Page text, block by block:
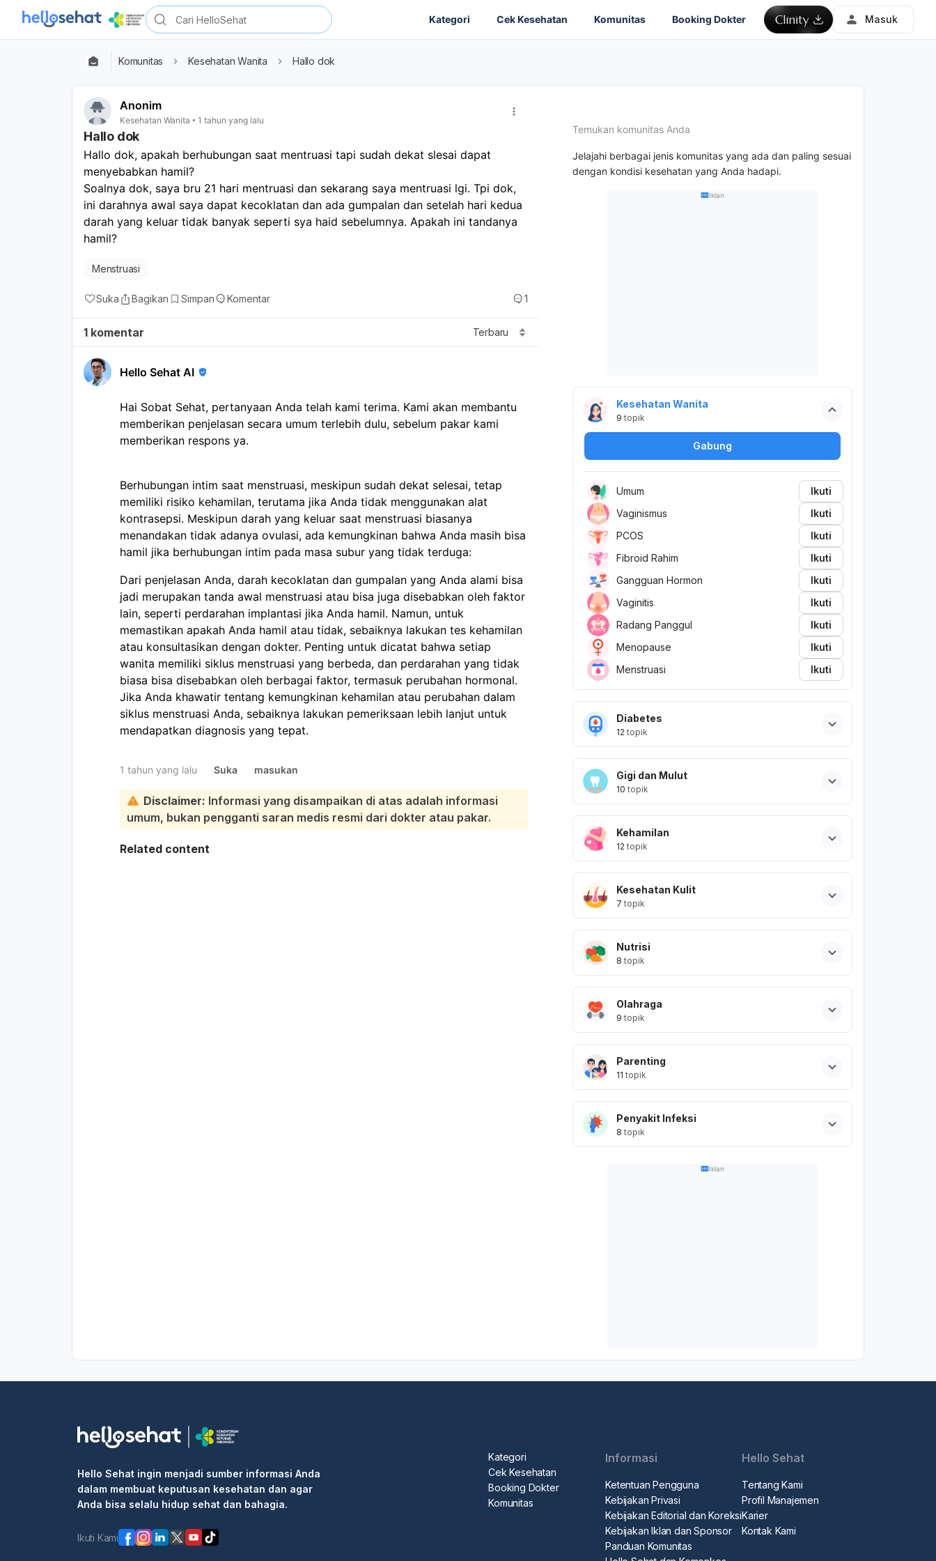
Kategori Cek Kesehatan Komunitas Booking Dokter Masuk
Komunitas Kesehatan Wanita Hallo dok
Anonim
Kesehatan Wanita 1 tahun yang lalu
Hallo dok
Hallo dok, apakah berhubungan saat mentruasi tapi sudah dekat slesai dapat
menyebabkan hamil?
Soalnya dok, saya bru 21 hari mentruasi dan sekarang saya mentruasi lgi. Tpi dok,
ini darahnya awal saya dapat kecoklatan dan ada gumpalan dan setelah hari kedua
darah yang keluar tidak banyak seperti sya haid sebelumnya. Apakah ini tandanya
hamil?
Menstruasi
Suka Bagikan Simpan Komentar 1
1 komentar Terbaru
Hello Sehat AI
Hai Sobat Sehat, pertanyaan Anda telah kami terima. Kami akan membantu
memberikan penjelasan secara umum terlebih dulu, sebelum pakar kami
memberikan respons ya.
Berhubungan intim saat menstruasi, meskipun sudah dekat selesai, tetap
memiliki risiko kehamilan, terutama jika Anda tidak menggunakan alat
kontrasepsi. Meskipun darah yang keluar saat menstruasi biasanya
menandakan tidak adanya ovulasi, ada kemungkinan bahwa Anda masih bisa
hamil jika berhubungan intim pada masa subur yang tidak terduga:
Dari penjelasan Anda, darah kecoklatan dan gumpalan yang Anda alami bisa
jadi merupakan tanda awal menstruasi atau bisa juga disebabkan oleh faktor
lain, seperti perdarahan implantasi jika Anda hamil. Namun, untuk
memastikan apakah Anda hamil atau tidak, sebaiknya lakukan tes kehamilan
atau konsultasikan dengan dokter. Penting untuk dicatat bahwa setiap
wanita memiliki siklus menstruasi yang berbeda, dan perdarahan yang tidak
biasa bisa disebabkan oleh berbagai faktor, termasuk perubahan hormonal.
Jika Anda khawatir tentang kemungkinan kehamilan atau perubahan dalam
siklus menstruasi Anda, sebaiknya lakukan pemeriksaan lebih lanjut untuk
mendapatkan diagnosis yang tepat.
1 tahun yang lalu Suka masukan
Disclaimer: Informasi yang disampaikan di atas adalah informasi
umum, bukan pengganti saran medis resmi dari dokter atau pakar.
Related content
Temukan komunitas Anda
Jelajahi berbagai jenis komunitas yang ada dan paling sesuai
dengan kondisi kesehatan yang Anda hadapi.
Iklan
Kesehatan Wanita
9 topik
Gabung
Umum
Ikuti
Vaginismus
Ikuti
PCOS
Ikuti
Fibroid Rahim
Ikuti
Gangguan Hormon
Ikuti
Vaginitis
Ikuti
Radang Panggul
Ikuti
Menopause
Ikuti
Menstruasi
Ikuti
Diabetes
12 topik
Gigi dan Mulut
10 topik
Kehamilan
12 topik
Kesehatan Kulit
7 topik
Nutrisi
8 topik
Olahraga
9 topik
Parenting
11 topik
Penyakit Infeksi
8 topik
Iklan
Hello Sehat ingin menjadi sumber informasi Anda
dalam membuat keputusan kesehatan dan agar
Anda bisa selalu hidup sehat dan bahagia.
Ikuti Kami
Kategori
Cek Kesehatan
Booking Dokter
Komunitas
Informasi
Ketentuan Pengguna
Kebijakan Privasi
Kebijakan Editorial dan Koreksi
Kebijakan Iklan dan Sponsor
Panduan Komunitas
Hello Sehat
Tentang Kami
Profil Manajemen
Karier
Kontak Kami